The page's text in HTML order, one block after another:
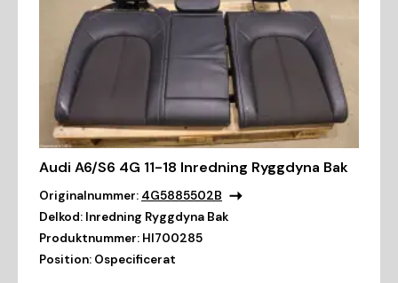
Audi A6/S6 4G 11-18 Inredning Ryggdyna Bak
Originalnummer: 4G5885502B
Delkod: Inredning Ryggdyna Bak
Produktnummer: HI700285
Position: Ospecificerat